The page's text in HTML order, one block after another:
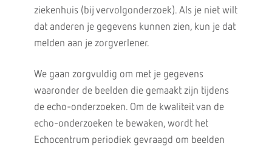
ziekenhuis (bij vervolgonderzoek). Als je niet wilt
dat anderen je gegevens kunnen zien, kun je dat
melden aan je zorgverlener.
We gaan zorgvuldig om met je gegevens
waaronder de beelden die gemaakt zijn tijdens
de echo-onderzoeken. Om de kwaliteit van de
echo-onderzoeken te bewaken, wordt het
Echocentrum periodiek gevraagd om beelden